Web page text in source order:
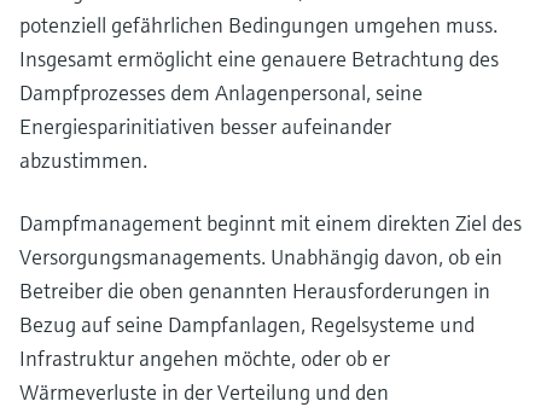
potenziell gefährlichen Bedingungen umgehen muss.
Insgesamt ermöglicht eine genauere Betrachtung des
Dampfprozesses dem Anlagenpersonal, seine
Energiesparinitiativen besser aufeinander
abzustimmen.
Dampfmanagement beginnt mit einem direkten Ziel des
Versorgungsmanagements. Unabhängig davon, ob ein
Betreiber die oben genannten Herausforderungen in
Bezug auf seine Dampfanlagen, Regelsysteme und
Infrastruktur angehen möchte, oder ob er
Wärmeverluste in der Verteilung und den